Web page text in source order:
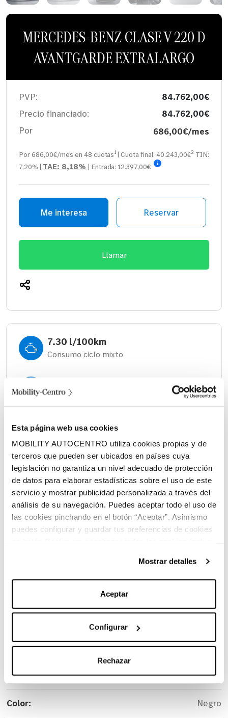
Esta página web usa cookies
MOBILITY AUTOCENTRO utiliza cookies propias y de
terceros que pueden ser ubicados en países cuya
legislación no garantiza un nivel adecuado de protección
de datos para elaborar estadísticas sobre el uso de este
servicio y mostrar publicidad personalizada a través del
análisis de su navegación. Puedes aceptar todo el uso de
las cookies pinchando en el botón “Aceptar”. Asimismo
puedes configurar y guardar tus preferencias de cookies
información sobre el uso de cookies y sus derechos vea
nuestraPolítica de Cookies.
Mostrar detalles
Aceptar
Configurar
Rechazar
MERCEDES-BENZ CLASE V 220 D
AVANTGARDE EXTRALARGO
PVP:
84.762,00€
Precio financiado:
84.762,00€
Por
686,00€/mes
Por 686,00€/mes en 48 cuotas1 | Cuota final:40.243,00€2 TIN:
7,20% | TAE: 8,18% | Entrada: 12.397,00€ i
Me interesa Reservar
Llamar
7.30 l/100km
Consumo ciclo mixto
Cambio
1410 litros
Diésel
Combustible
Características principales:
Marca: Mercedes-Benz
Carrocería: Monovolumen
Versión: 220 d Avantgarde Extralargo
Color: Negro